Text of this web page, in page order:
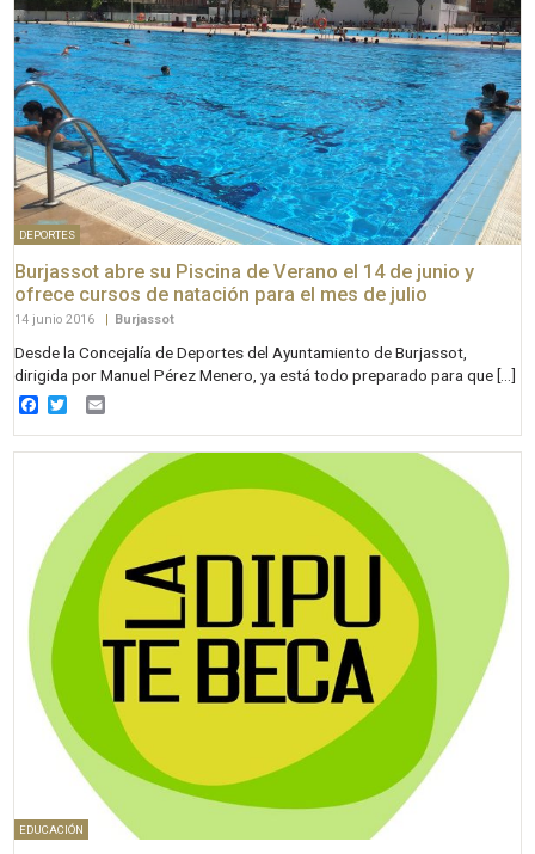
DEPORTES
Burjassot abre su Piscina de Verano el 14 de junio y
ofrece cursos de natación para el mes de julio
14 junio 2016 | Burjassot
Desde la Concejalía de Deportes del Ayuntamiento de Burjassot,
dirigida por Manuel Pérez Menero, ya está todo preparado para que […]
Facebook
Twitter
EDUCACIÓN